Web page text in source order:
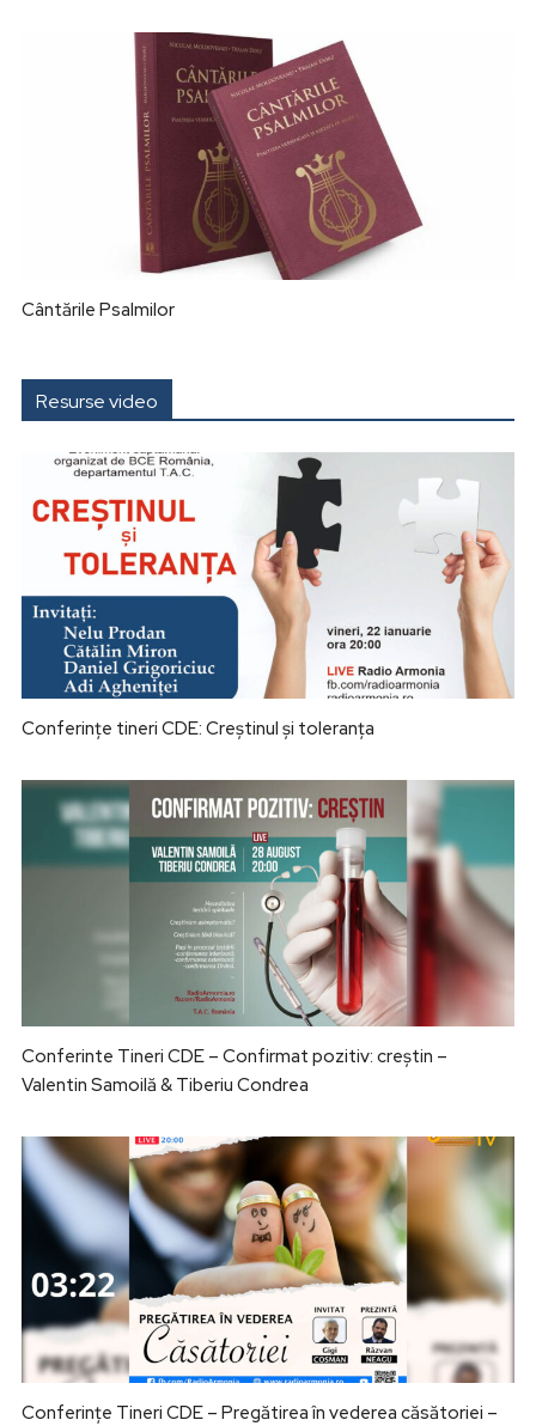
Cântările Psalmilor
Resurse video
Conferințe tineri CDE: Creștinul și toleranța
Conferinte Tineri CDE – Confirmat pozitiv: creștin –
Valentin Samoilă & Tiberiu Condrea
Conferințe Tineri CDE – Pregătirea în vederea căsătoriei –